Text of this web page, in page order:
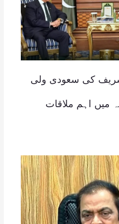
کی سعودی ولی
میں اہم ملاقات